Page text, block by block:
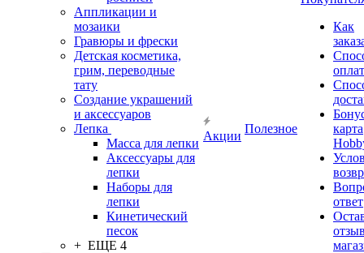
Аппликации и
мозаики
Гравюры и фрески
Детская косметика,
грим, переводные
тату
Создание украшений
и аксессуаров
Лепка
Масса для лепки
Аксессуары для
лепки
Наборы для
лепки
Кинетический
песок
+ ЕЩЕ 4
Акции
Полезное
Как
карта
ответ